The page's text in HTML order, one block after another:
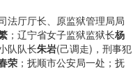
法厅厅长、原监狱管理局局
；辽宁省女子监狱监狱长杨
队队长朱岩(己调走)，刑事犯
荣 ；抚顺市公安局一处；抚